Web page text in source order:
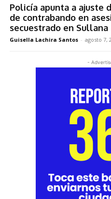
Policía apunta a ajuste
de contrabando en
secuestrado en Sullana
Guisella Lachira Santos - agosto 7,
-